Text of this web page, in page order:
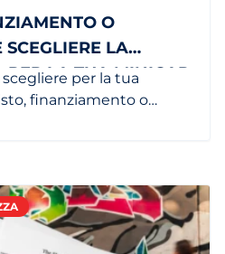
O
LA
PER LA TUA MINICAR
per la tua
finanziamento o